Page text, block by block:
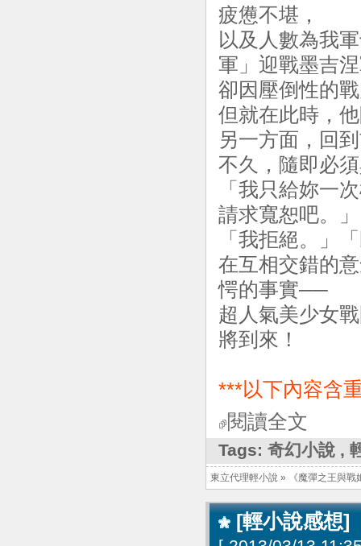
疲憊不堪，
以及人數為我
軍」迎戰墨吉
卻因壓倒性的
但就在此時，
另一方面，回
不久，隨即必
「我只給妳一
請求寬恕吧。」
「我拒絕。」
在互相交錯的
愕的事實──
超人氣美少女
將到來！
***以下內容含
閱讀全文
Tags: 奇幻小說 ,
東立代理輕小說 » 《魔彈之王與戰
[輕小說感想]